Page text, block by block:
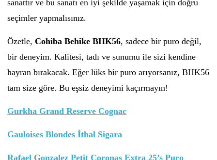
sanattır ve bu sanatı en iyi şekilde yaşamak için doğru
seçimler yapmalısınız.
Özetle, Cohiba Behike BHK56, sadece bir puro değil,
bir deneyim. Kalitesi, tadı ve sunumu ile sizi kendine
hayran bırakacak. Eğer lüks bir puro arıyorsanız, BHK56
tam size göre. Bu eşsiz deneyimi kaçırmayın!
Gurkha Grand Reserve Cognac
Gauloises Blondes İthal Sigara
Rafael Gonzalez Petit Coronas Extra 25’s Puro